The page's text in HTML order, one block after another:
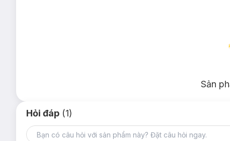
Sản
Hỏi đáp (1)